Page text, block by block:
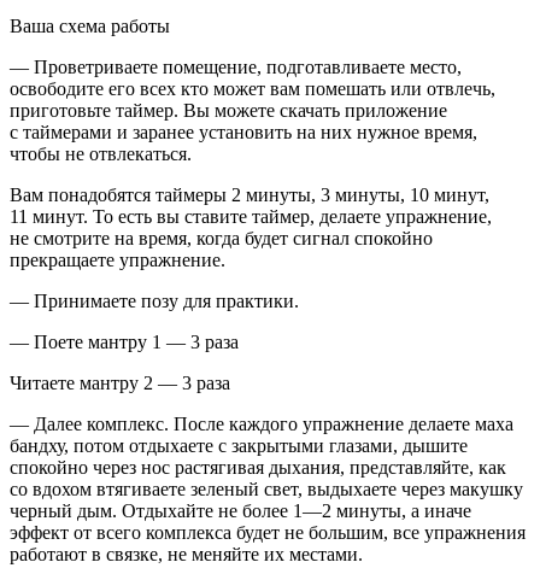
Ваша схема работы
— Проветриваете помещение, подготавливаете место,
освободите его всех кто может вам помешать или отвлечь,
приготовьте таймер. Вы можете скачать приложение
с таймерами и заранее установить на них нужное время,
чтобы не отвлекаться.
Вам понадобятся таймеры 2 минуты, 3 минуты, 10 минут,
11 минут. То есть вы ставите таймер, делаете упражнение,
не смотрите на время, когда будет сигнал спокойно
прекращаете упражнение.
— Принимаете позу для практики.
— Поете мантру 1 — 3 раза
Читаете мантру 2 — 3 раза
— Далее комплекс. После каждого упражнение делаете маха
бандху, потом отдыхаете с закрытыми глазами, дышите
спокойно через нос растягивая дыхания, представляйте, как
со вдохом втягиваете зеленый свет, выдыхаете через макушку
черный дым. Отдыхайте не более 1—2 минуты, а иначе
эффект от всего комплекса будет не большим, все упражнения
работают в связке, не меняйте их местами.